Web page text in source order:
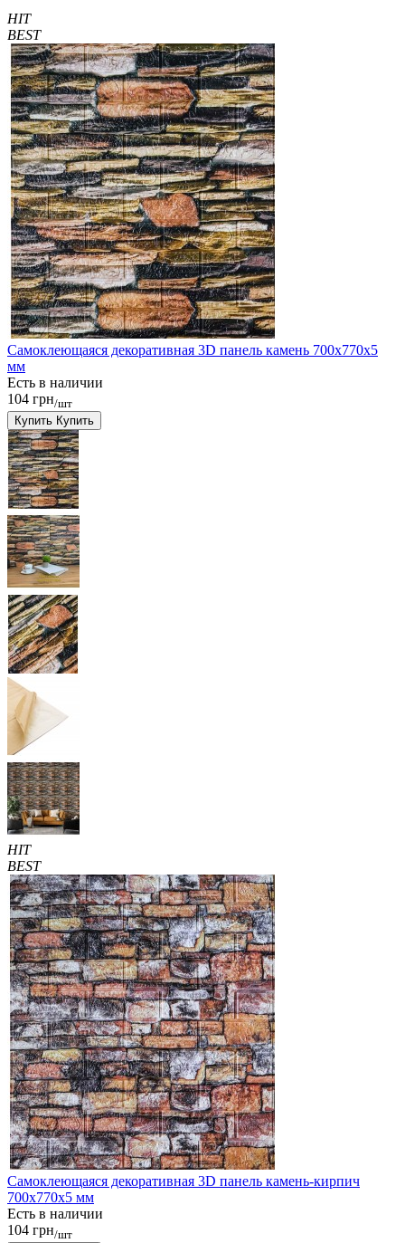
HIT
BEST
Самоклеющаяся декоративная 3D панель камень 700x770x5
мм
Есть в наличии
104 грн/шт
Купить Купить
HIT
BEST
Самоклеющаяся декоративная 3D панель камень-кирпич
700x770x5 мм
Есть в наличии
104 грн/шт